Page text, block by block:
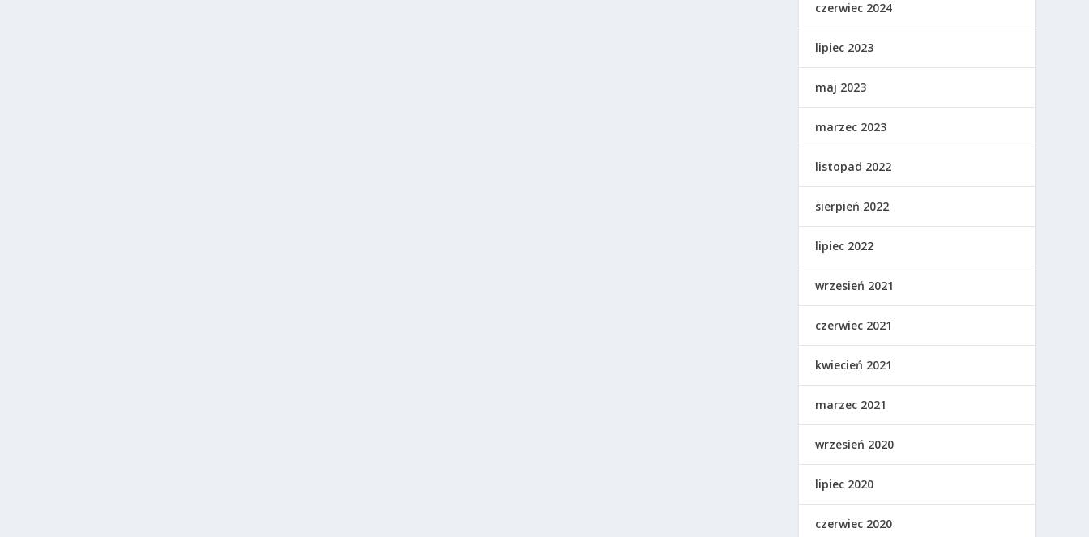
czerwiec 2024
lipiec 2023
maj 2023
marzec 2023
listopad 2022
sierpień 2022
lipiec 2022
wrzesień 2021
czerwiec 2021
kwiecień 2021
marzec 2021
wrzesień 2020
lipiec 2020
czerwiec 2020